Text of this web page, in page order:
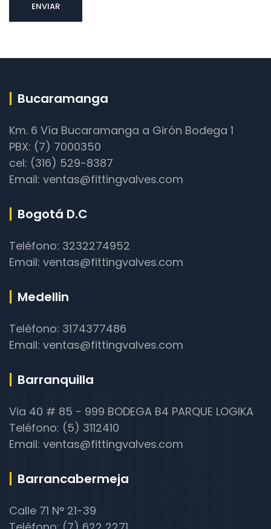
Bucaramanga
Km. 6 Vía Bucaramanga a Girón Bodega 1
PBX: (7) 7000350
cel: (316) 529-8387
Email: ventas@fittingvalves.com
Bogotá D.C
Teléfono: 3232274952
Email: ventas@fittingvalves.com
Medellin
Teléfono: 3174377486
Email: ventas@fittingvalves.com
Barranquilla
Via 40 # 85 - 999 BODEGA B4 PARQUE LOGIKA
Teléfono: (5) 3112410
Email: ventas@fittingvalves.com
Barrancabermeja
Calle 71 N° 21-39